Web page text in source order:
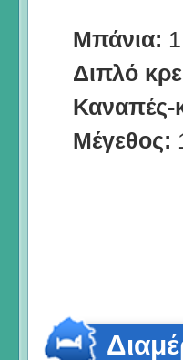
Μπάνια: 1
Διπλό
Καναπές-
Μέγεθος: